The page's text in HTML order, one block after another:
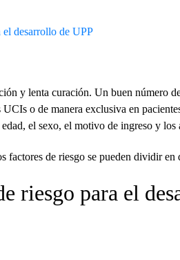
el desarrollo de UPP
y lenta curación. Un buen número
o de manera exclusiva en
el sexo, el motivo de ingreso y los
factores de riesgo se pueden dividir en
riesgo para el